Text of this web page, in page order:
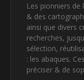
Les pionniers de
& des
ainsi que divers
recherches,
sélection,
: les abaques.
préciser & de